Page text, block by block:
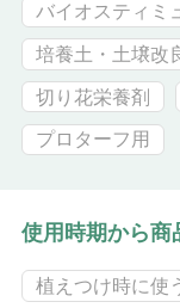
バイオスティミ
培養土・土壌改
切り花栄養剤
プロターフ用
使用時期から商
植えつけ時に使